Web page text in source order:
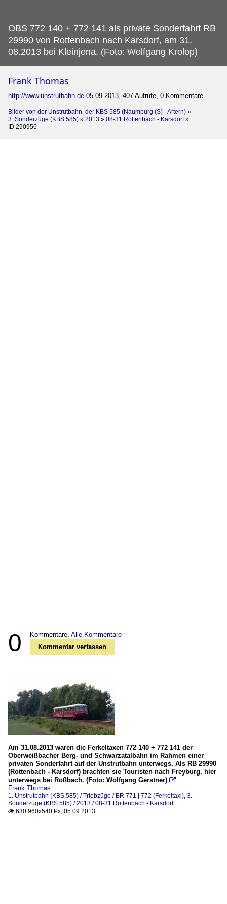
OBS 772 140 + 772 141 als private Sonderfahrt RB
29990 von Rottenbach nach Karsdorf, am 31.
08.2013 bei Kleinjena. (Foto: Wolfgang Krolop)
Frank Thomas
http://www.unstrutbahn.de 05.09.2013, 407 Aufrufe, 0 Kommentare
Bilder von der Unstrutbahn, der KBS 585 (Naumburg (S) - Artern) »
3. Sonderzüge (KBS 585) » 2013 » 08-31 Rottenbach - Karsdorf»
ID 290956
0 Kommentare, Alle Kommentare
Kommentar verfassen
Am 31.08.2013 waren die Ferkeltaxen 772 140 + 772 141 der
Oberweißbacher Berg- und Schwarzatalbahn im Rahmen einer
privaten Sonderfahrt auf der Unstrutbahn unterwegs. Als RB 29990
(Rottenbach - Karsdorf) brachten sie Touristen nach Freyburg, hier
unterwegs bei Roßbach. (Foto: Wolfgang Gerstner) 
Frank Thomas
1. Unstrutbahn (KBS 585) / Triebzüge / BR 771 | 772 (Ferkeltaxi), 3.
Sonderzüge (KBS 585) / 2013 / 08-31 Rottenbach - Karsdorf
 630 960x540 Px, 05.09.2013